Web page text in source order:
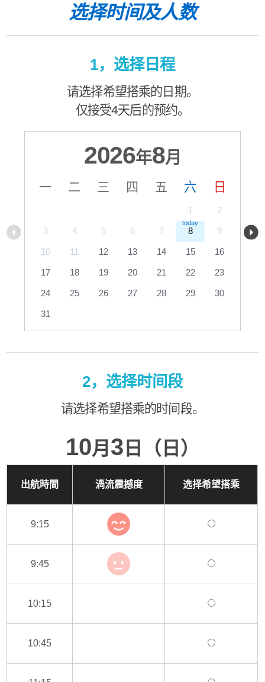
选择时间及人数
1，选择日程
请选择希望搭乘的日期。
仅接受4天后的预约。
2026年8月
一 二 三 四 五 六 日
1 2
3 4 5 6 7 8 9
10 11 12 13 14 15 16
17 18 19 20 21 22 23
24 25 26 27 28 29 30
31
2，选择时间段
请选择希望搭乘的时间段。
10月 3 日（日）
出航時間 渦流震撼度 选择希望搭乘
9:15
9:45
10:15
10:45